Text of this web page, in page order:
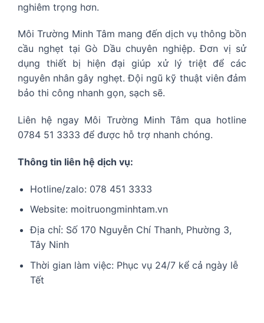
nghiêm trọng hơn.
Môi Trường Minh Tâm mang đến dịch vụ thông bồn
cầu nghẹt tại Gò Dầu chuyên nghiệp. Đơn vị sử
dụng thiết bị hiện đại giúp xử lý triệt để các
nguyên nhân gây nghẹt. Đội ngũ kỹ thuật viên đảm
bảo thi công nhanh gọn, sạch sẽ.
Liên hệ ngay Môi Trường Minh Tâm qua hotline
0784 51 3333 để được hỗ trợ nhanh chóng.
Thông tin liên hệ dịch vụ:
Hotline/zalo: 078 451 3333
Website: moitruongminhtam.vn
Địa chỉ: Số 170 Nguyễn Chí Thanh, Phường 3,
Tây Ninh
Thời gian làm việc: Phục vụ 24/7 kể cả ngày lễ
Tết